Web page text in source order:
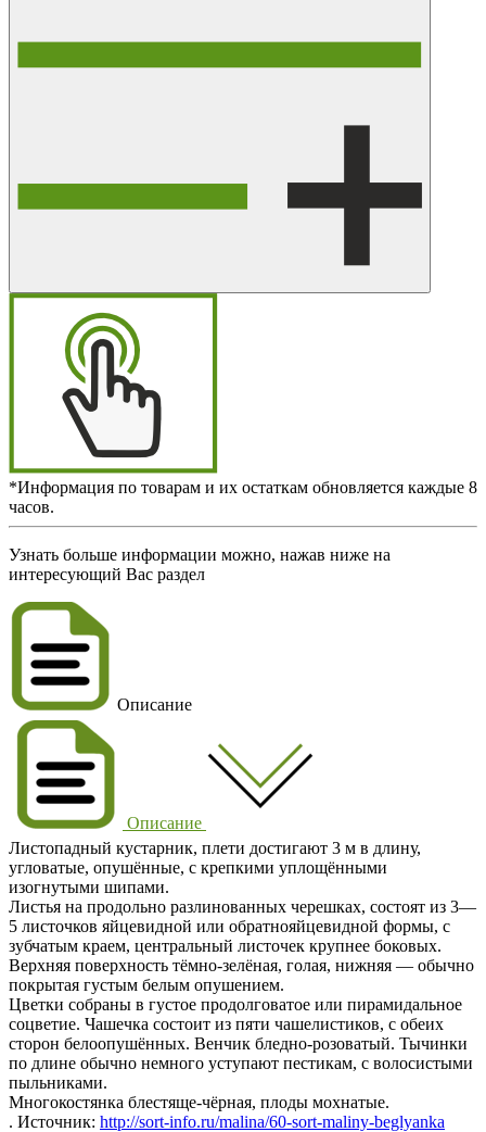
*Информация по товарам и их остаткам обновляется каждые 8
часов.
Узнать больше информации можно, нажав ниже на
интересующий Вас раздел
Описание
Описание
Листопадный кустарник, плети достигают 3 м в длину,
угловатые, опушённые, с крепкими уплощёнными
изогнутыми шипами.
Листья на продольно разлинованных черешках, состоят из 3—
5 листочков яйцевидной или обратнояйцевидной формы, с
зубчатым краем, центральный листочек крупнее боковых.
Верхняя поверхность тёмно-зелёная, голая, нижняя — обычно
покрытая густым белым опушением.
Цветки собраны в густое продолговатое или пирамидальное
соцветие. Чашечка состоит из пяти чашелистиков, с обеих
сторон белоопушённых. Венчик бледно-розоватый. Тычинки
по длине обычно немного уступают пестикам, с волосистыми
пыльниками.
Многокостянка блестяще-чёрная, плоды мохнатые.
. Источник: http://sort-info.ru/malina/60-sort-maliny-beglyanka